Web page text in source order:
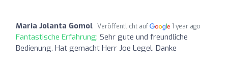
Maria Jolanta Gomol Veröffentlicht auf 1 year ago
Fantastische Erfahrung: Sehr gute und freundliche
Bedienung. Hat gemacht Herr Joe Legel. Danke